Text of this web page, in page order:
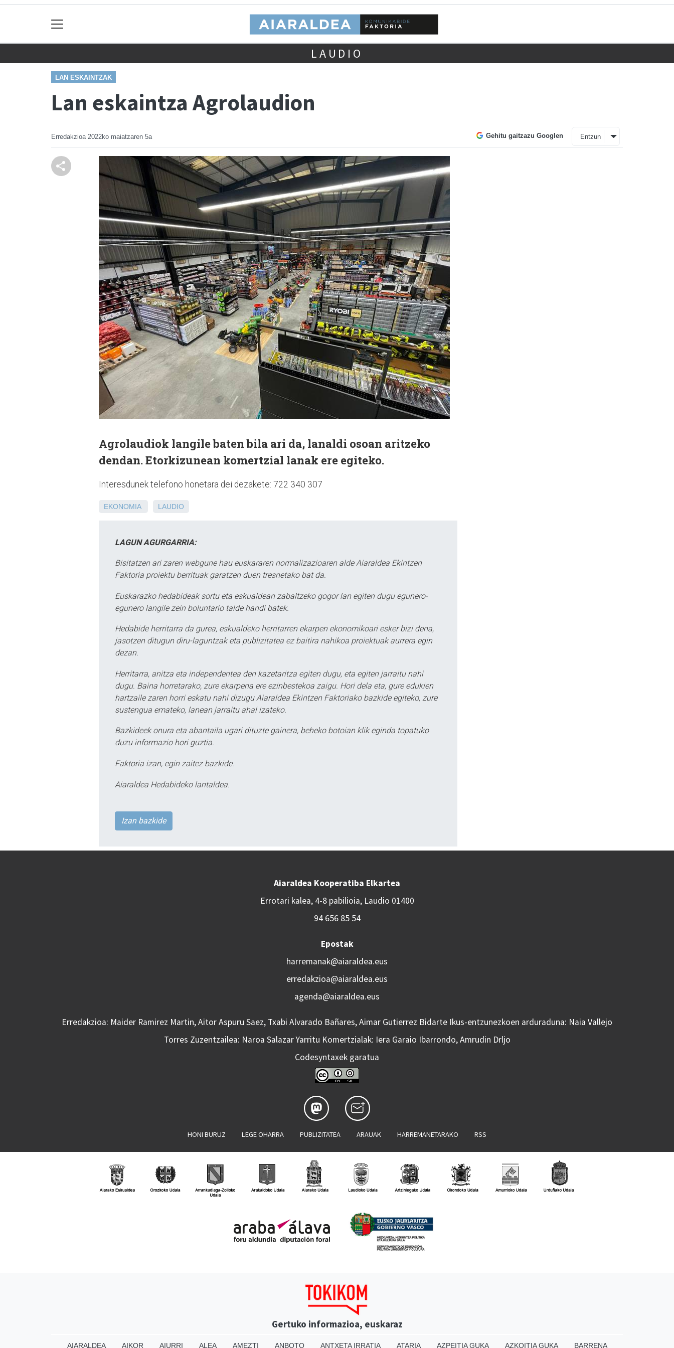
LAUDIO
LAN ESKAINTZAK
Lan eskaintza Agrolaudion
Erredakzioa 2022ko maiatzaren 5a Gehitu gaitzazu Googlen Entzun
Agrolaudiok langile baten bila ari da, lanaldi osoan aritzeko
dendan. Etorkizunean komertzial lanak ere egiteko.
Interesdunek telefono honetara dei dezakete: 722 340 307
EKONOMIA LAUDIO
LAGUN AGURGARRIA:
Bisitatzen ari zaren webgune hau euskararen normalizazioaren alde Aiaraldea Ekintzen
Faktoria proiektu berrituak garatzen duen tresnetako bat da.
Euskarazko hedabideak sortu eta eskualdean zabaltzeko gogor lan egiten dugu egunero-
egunero langile zein boluntario talde handi batek.
Hedabide herritarra da gurea, eskualdeko herritarren ekarpen ekonomikoari esker bizi dena,
jasotzen ditugun diru-laguntzak eta publizitatea ez baitira nahikoa proiektuak aurrera egin
dezan.
Herritarra, anitza eta independentea den kazetaritza egiten dugu, eta egiten jarraitu nahi
dugu. Baina horretarako, zure ekarpena ere ezinbestekoa zaigu. Hori dela eta, gure edukien
hartzaile zaren horri eskatu nahi dizugu Aiaraldea Ekintzen Faktoriako bazkide egiteko, zure
sustengua emateko, lanean jarraitu ahal izateko.
Bazkideek onura eta abantaila ugari dituzte gainera, beheko botoian klik eginda topatuko
duzu informazio hori guztia.
Faktoria izan, egin zaitez bazkide.
Aiaraldea Hedabideko lantaldea.
Izan bazkide
Aiaraldea Kooperatiba Elkartea
Errotari kalea, 4-8 pabilioia, Laudio 01400
94 656 85 54
Epostak
harremanak@aiaraldea.eus
erredakzioa@aiaraldea.eus
agenda@aiaraldea.eus
Erredakzioa: Maider Ramirez Martin, Aitor Aspuru Saez, Txabi Alvarado Bañares, Aimar Gutierrez Bidarte Ikus-entzunezkoen arduraduna: Naia Vallejo
Torres Zuzentzailea: Naroa Salazar Yarritu Komertzialak: Iera Garaio Ibarrondo, Amrudin Drljo
Codesyntaxek garatua
HONI BURUZ LEGE OHARRA PUBLIZITATEA ARAUAK HARREMANETARAKO RSS
Gertuko informazioa, euskaraz
AIARALDEA AIKOR AIURRI ALEA AMEZTI ANBOTO ANTXETA IRRATIA ATARIA AZPEITIA GUKA AZKOITIA GUKA BARRENA